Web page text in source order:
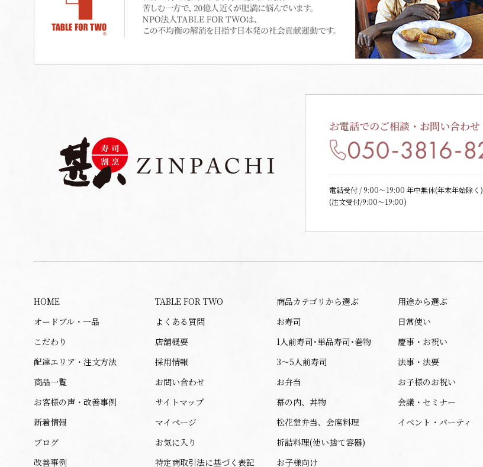
お電話でのご相談・お問い合わせ
電話受付 / 9:00〜19:00 年中無休(年末年始除く)
(注文受付/9:00～19:00)
HOME
オードブル・一品
こだわり
配達エリア・注文方法
商品一覧
お客様の声・改善事例
新着情報
ブログ
改善事例
TABLE FOR TWO
よくある質問
店舗概要
採用情報
お問い合わせ
サイトマップ
マイページ
お気に入り
特定商取引法に基づく表記
商品カテゴリから選ぶ
お寿司
1人前寿司･単品寿司･巻物
3～5人前寿司
お弁当
幕の内、丼物
松花堂弁当、会席料理
折詰料理(使い捨て容器)
お子様向け
用途から選ぶ
日常使い
慶事・お祝い
法事・法要
お子様のお祝い
会議・セミナー
イベント・パーティ